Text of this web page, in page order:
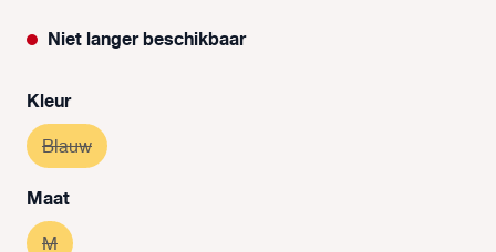
Niet langer beschikbaar
Selecteer
Kleur
Blauw(Deze optie is momenteel niet beschikbaar.)
Selecteer
Maat
M(Deze optie is momenteel niet beschikbaar.)